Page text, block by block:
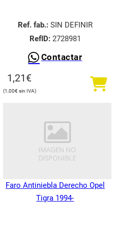
Ref. fab.:SIN DEFINIR
RefID:2728981
Contactar
1,21€
1,00€
Faro Antiniebla Derecho Opel
Tigra 1994-